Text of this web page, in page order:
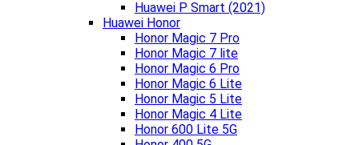
Huawei P Smart (2021)
Huawei Honor
Honor Magic 7 Pro
Honor Magic 7 lite
Honor Magic 6 Pro
Honor Magic 6 Lite
Honor Magic 5 Lite
Honor Magic 4 Lite
Honor 600 Lite 5G